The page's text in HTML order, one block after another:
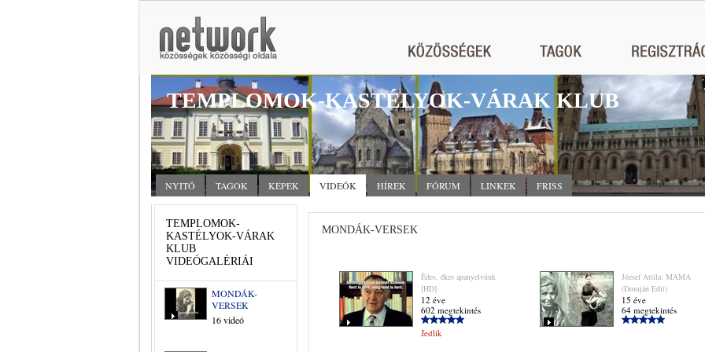
TEMPLOMOK-KASTÉLYOK-VÁRAK KLUB
NYITÓ TAGOK KÉPEK VIDEÓK HÍREK FÓRUM LINKEK FRISS
TEMPLOMOK-
KASTÉLYOK-VÁRAK
KLUB
VIDEÓGALÉRIÁI
MONDÁK-
VERSEK
16 videó
MONDÁK-VERSEK
Édes, ékes apanyelvünk
[HD]
12 éve
602 megtekintés
Jedlik
József Attila: MAMA
(Domján Edit)
15 éve
64 megtekintés